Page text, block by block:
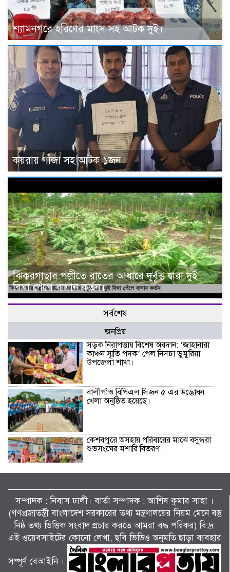
শ্যামনগরে হরিণের মাংস সহ আটক দুই।
কয়রায় গাঁজা সহ আটক ১জন।
ঝিকরগাছার পল্লীতে রাতের আধারে দুর্বৃত্ত দ্বারা দুই
বিঘা পেঁপে বাগান কর্তন।
সর্বশেষ
জনপ্রিয়
সড়ক নিরাপত্তায় বিশেষ অবদান: ‘জাহানারা
কাঞ্চন স্মৃতি পদক’ পেল নিসচা ডুমুরিয়া
উপজেলা শাখা।
বালীগাঁও বিপিএল সিজন ৫ এর উদ্ভোধন
খেলা অনুষ্ঠিত হয়েছে।
কেশবপুরে অসহায় পরিবারের মাঝে বসুন্ধরা
শুভসংঘের মশারি বিতরণ।
দিলেন আনসার-ভিডিপির সদস্যরা।
সাংবাদিক মোয়াজ্জেম হোসেন রাসেলের পিতা
তোফাজ্জল ডাক্তারের জানাজা ও দাফন
সম্পন্ন।
সম্পাদক : নিবাস ঢালী। বার্তা সম্পাদক : আশিষ কুমাৱ সাহা ।
(গণপ্রজাতন্ত্রী বাংলাদেশ সরকারের তথ্য মন্ত্রণালয়ের নিয়ম মেনে বস্তু
নিষ্ঠ তথ্য ভিত্তিক সংবাদ প্রচার করতে আমরা বদ্ধ পরিকর) বি:দ্র:
এই ওয়েবসাইটের কোনো লেখা, ছবি ভিডিও অনুমতি ছাড়া ব্যবহার
সম্পূর্ণ বেআইনি ।